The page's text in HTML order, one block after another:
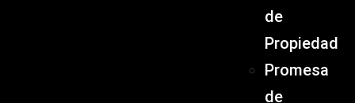
de
Propiedad
Promesa
de